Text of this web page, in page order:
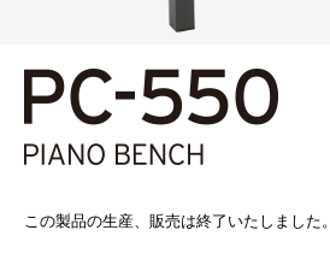
Store Locator
News
Location
この製品の生産、販売は終了いたしました。